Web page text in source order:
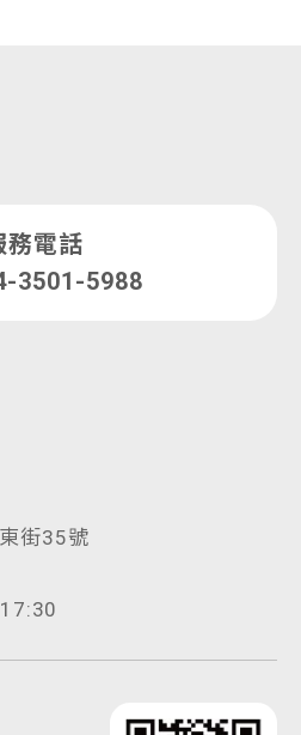
務電話
3501-5988
街35號